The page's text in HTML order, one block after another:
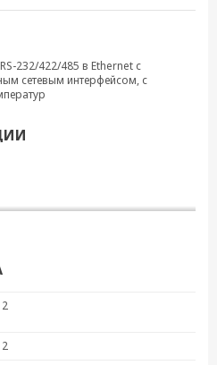
232/422/485 в Ethernet с
сетевым интерфейсом, с
2
2